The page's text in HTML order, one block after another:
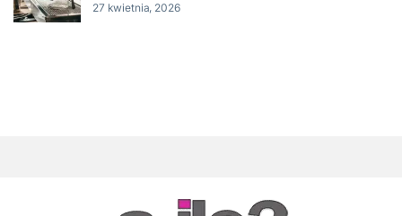
27 kwietnia, 2026